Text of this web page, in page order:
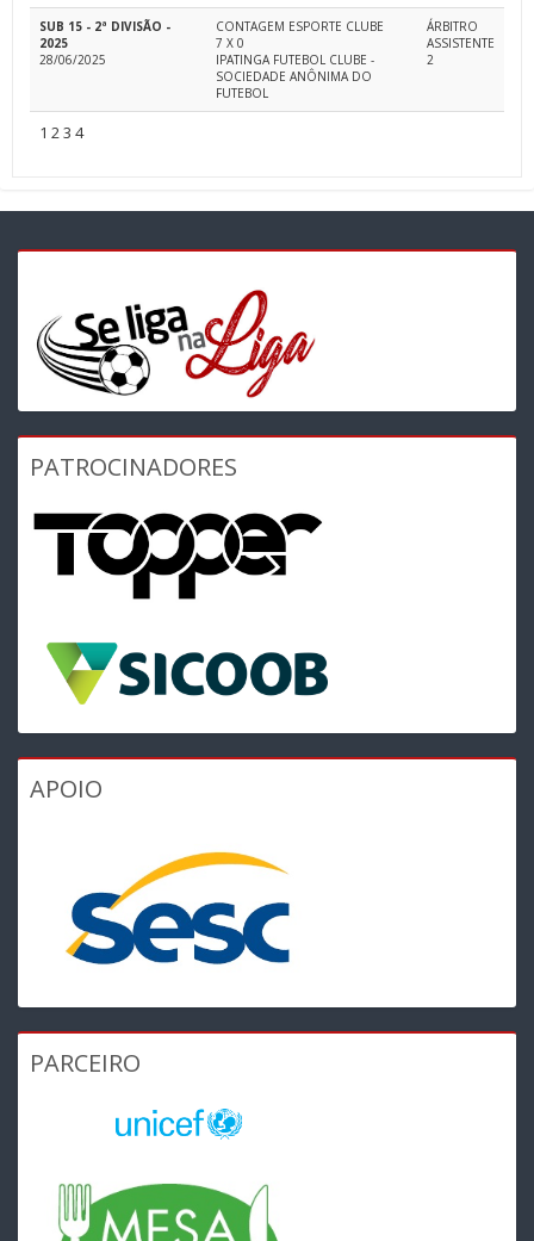
SUB 15 - 2ª DIVISÃO -
2025
28/06/2025
CONTAGEM ESPORTE CLUBE
7 X 0
IPATINGA FUTEBOL CLUBE -
SOCIEDADE ANÔNIMA DO
FUTEBOL
ÁRBITRO
ASSISTENTE
2
1 23 4
PATROCINADORES
APOIO
PARCEIRO